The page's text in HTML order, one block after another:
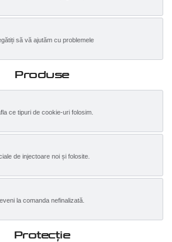
să vă ajutăm cu problemele
Produse
ce tipuri de cookie-uri folosim.
de injectoare noi și folosite.
la comanda nefinalizată.
Protecţie